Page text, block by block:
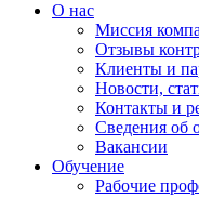
О нас
Миссия
Отзывы
Клиенты и
Новости,
Контакты и
Сведения об
Вакансии
Обучение
Рабочие